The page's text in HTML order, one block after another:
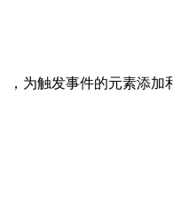
，为触发事件的元素添加